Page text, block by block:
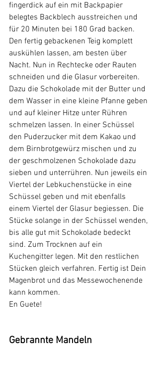
fingerdick auf ein mit Backpapier
belegtes Backblech ausstreichen und
für 20 Minuten bei 180 Grad backen.
Den fertig gebackenen Teig komplett
auskühlen lassen, am besten über
Nacht. Nun in Rechtecke oder Rauten
schneiden und die Glasur vorbereiten.
Dazu die Schokolade mit der Butter und
dem Wasser in eine kleine Pfanne geben
und auf kleiner Hitze unter Rühren
schmelzen lassen. In einer Schüssel
den Puderzucker mit dem Kakao und
dem Birnbrotgewürz mischen und zu
der geschmolzenen Schokolade dazu
sieben und unterrühren. Nun jeweils ein
Viertel der Lebkuchenstücke in eine
Schüssel geben und mit ebenfalls
einem Viertel der Glasur begiessen. Die
Stücke solange in der Schüssel wenden,
bis alle gut mit Schokolade bedeckt
sind. Zum Trocknen auf ein
Kuchengitter legen. Mit den restlichen
Stücken gleich verfahren. Fertig ist Dein
Magenbrot und das Messewochenende
kann kommen.
En Guete!
Gebrannte Mandeln